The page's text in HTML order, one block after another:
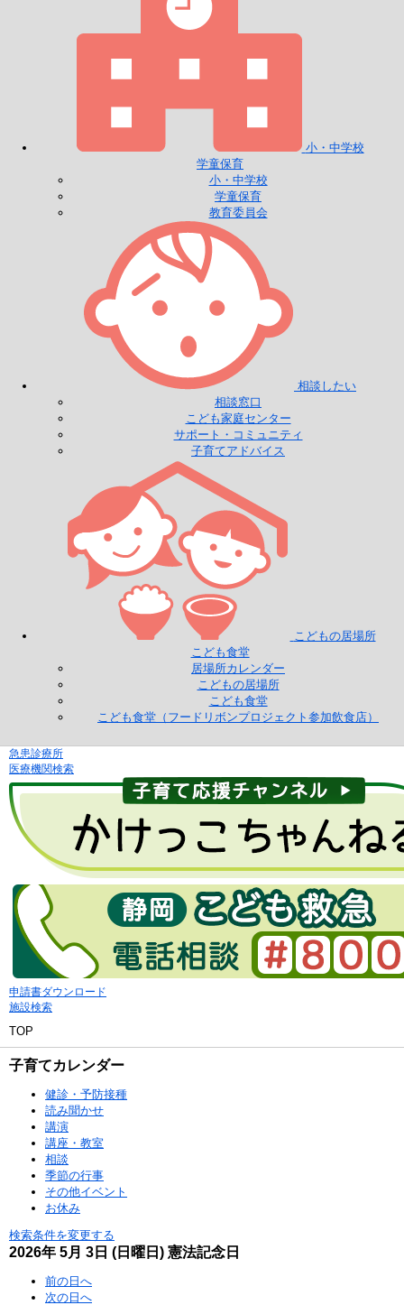
小・中学校
学童保育
小・中学校
学童保育
教育委員会
相談したい
相談窓口
こども家庭センター
サポート・コミュニティ
子育てアドバイス
こどもの居場所
こども食堂
居場所カレンダー
こどもの居場所
こども食堂
こども食堂（フードリボンプロジェクト参加飲食店）
急患診療所
医療機関検索
申請書ダウンロード
施設検索
TOP
子育てカレンダー
健診・予防接種
読み聞かせ
講演
講座・教室
相談
季節の行事
その他イベント
お休み
検索条件を変更する
2026年 5月 3日 (日曜日) 憲法記念日
前の日へ
次の日へ